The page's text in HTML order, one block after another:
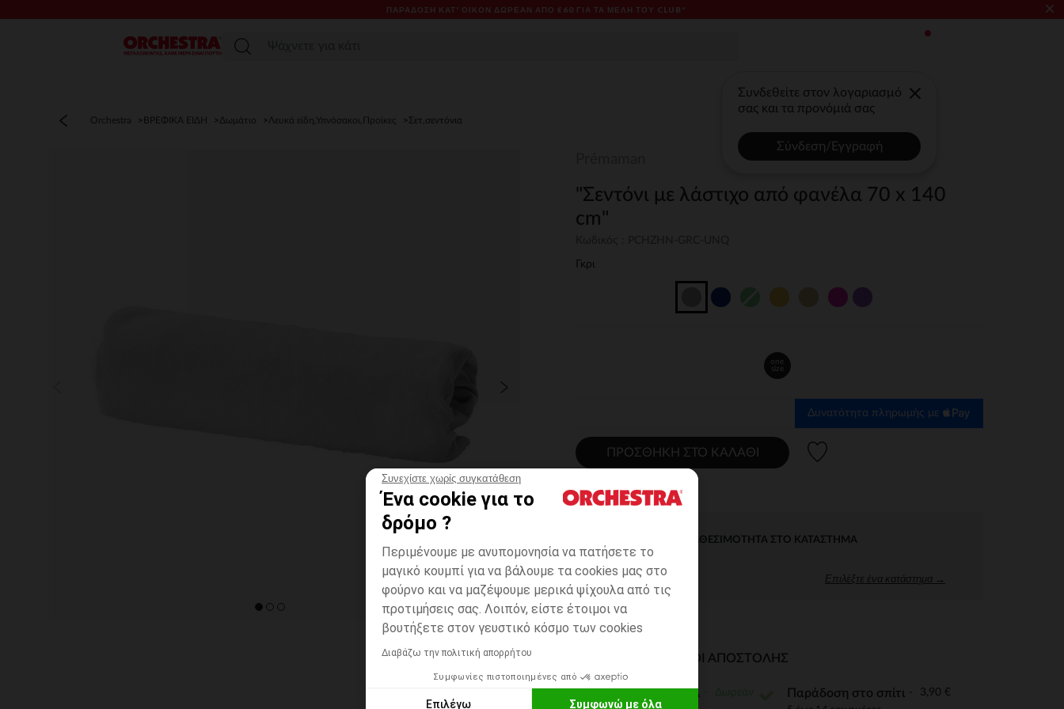
Συνεχίστε χωρίς συγκατάθεση
Ένα cookie για το
δρόμο ?
Περιμένουμε με ανυπομονησία να πατήσετε το
μαγικό κουμπί για να βάλουμε τα cookies μας στο
φούρνο και να μαζέψουμε μερικά ψίχουλα από τις
προτιμήσεις σας. Λοιπόν, είστε έτοιμοι να
βουτήξετε στον γευστικό κόσμο των cookies
Διαβάζω την πολιτική απορρήτου
Συμφωνίες πιστοποιημένες από
Επιλέγω Συμφωνώ με όλα
ΠΑΡΆΔΟΣΗ ΚΑΤ' ΟΊΚΟΝ ΔΩΡΕΑΝ ΑΠΌ €60 ΓΙΑ ΤΑ ΜΈΛΗ ΤΟΥ CLUB* ×
Μενού
Συνδεθείτε στον λογαριασμό
σας και τα προνόμιά σας
Σύνδεση/Εγγραφή
Orchestra ΒΡΕΦΙΚΑ ΕΙΔΗ Δωμάτιο Λευκά είδη,Υπνόσακοι,Προίκες Σετ,σεντόνια
"Σεντόνι με λάστιχο από φανέλα 70 x 140
cm"
Γκρι
one
size
Δυνατότητα πληρωμής με
ΠΡΟΣΘΉΚΗ ΣΤΟ ΚΑΛΆΘΙ
ΆΜΕΣΗ ΔΙΑΘΕΣΙΜΌΤΗΤΑ ΣΤΟ ΚΑΤΆΣΤΗΜΑ
Επιλέξτε ένα κατάστημα →
ΔΙΑΘΈΣΙΜΟΙ ΤΡΌΠΟΙ ΑΠΟΣΤΟΛΉΣ
ΣΕ ΚΑΤΑΣΤΗΜΑ Παράδοση στο σπίτι 3,90 €